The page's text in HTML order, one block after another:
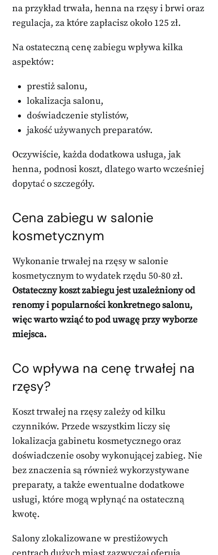
na przykład trwała, henna na rzęsy i brwi oraz
regulacja, za które zapłacisz około 125 zł.
Na ostateczną cenę zabiegu wpływa kilka
aspektów:
prestiż salonu,
lokalizacja salonu,
doświadczenie stylistów,
jakość używanych preparatów.
Oczywiście, każda dodatkowa usługa, jak
henna, podnosi koszt, dlatego warto wcześniej
dopytać o szczegóły.
Cena zabiegu w salonie
kosmetycznym
Wykonanie trwałej na rzęsy w salonie
kosmetycznym to wydatek rzędu 50-80 zł.
Ostateczny koszt zabiegu jest uzależniony od
renomy i popularności konkretnego salonu,
więc warto wziąć to pod uwagę przy wyborze
miejsca.
Co wpływa na cenę trwałej na
rzęsy?
Koszt trwałej na rzęsy zależy od kilku
czynników. Przede wszystkim liczy się
lokalizacja gabinetu kosmetycznego oraz
doświadczenie osoby wykonującej zabieg. Nie
bez znaczenia są również wykorzystywane
preparaty, a także ewentualne dodatkowe
usługi, które mogą wpłynąć na ostateczną
kwotę.
Salony zlokalizowane w prestiżowych